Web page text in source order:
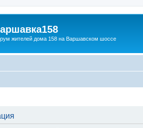
жителей дома 158 на Варшавском шоссе